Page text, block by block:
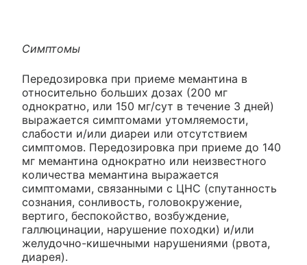
Симптомы
Передозировка при приеме мемантина в
относительно больших дозах (200 мг
однократно, или 150 мг/сут в течение 3 дней)
выражается симптомами утомляемости,
слабости и/или диареи или отсутствием
симптомов. Передозировка при приеме до 140
мг мемантина однократно или неизвестного
количества мемантина выражается
симптомами, связанными с ЦНС (спутанность
сознания, сонливость, головокружение,
вертиго, беспокойство, возбуждение,
галлюцинации, нарушение походки) и/или
желудочно-кишечными нарушениями (рвота,
диарея).